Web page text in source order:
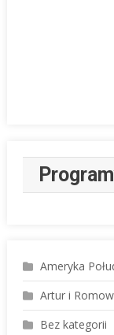
Ameryka
Artur i
Bez kategorii